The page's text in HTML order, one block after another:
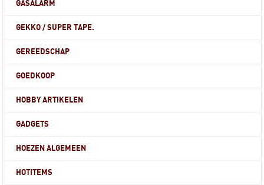
GASALARM
GEKKO / SUPER TAPE.
GEREEDSCHAP
GOEDKOOP
HOBBY ARTIKELEN
GADGETS
HOEZEN ALGEMEEN
HOTITEMS